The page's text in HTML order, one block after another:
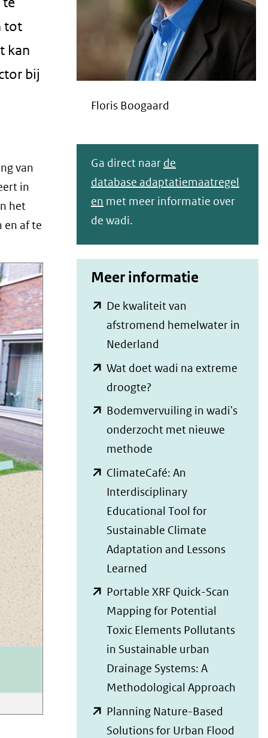
tot
kan
bij
van
in
het
en af te
Floris Boogaard
Ga direct naar de
database adaptatiemaatregel
en met meer informatie over
de wadi.
Meer informatie
De kwaliteit van
afstromend hemelwater in
Nederland
in
(verwijst
andere
website)
Wat doet wadi na extreme
droogte?(opent
in
nieuw
venster)
een
Bodemvervuiling in wadi's
onderzocht met nieuwe
methode
in
nieuw
venster)
(verwijst
naar
website)
ClimateCafé: An
Interdisciplinary
Educational Tool for
Sustainable Climate
Adaptation and Lessons
Learned
in
nieuw
venster)
(verwijst
naar
een
website)
Portable XRF Quick-Scan
Mapping for Potential
Toxic Elements Pollutants
in Sustainable urban
Drainage Systems: A
Methodological Approach
Planning Nature-Based
Solutions for Urban Flood